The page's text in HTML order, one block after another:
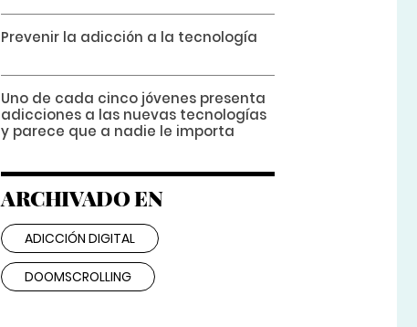
Prevenir la adicción a la tecnología
Uno de cada cinco jóvenes presenta
adicciones a las nuevas tecnologías
y parece que a nadie le importa
ARCHIVADO EN
ADICCIÓN DIGITAL
DOOMSCROLLING